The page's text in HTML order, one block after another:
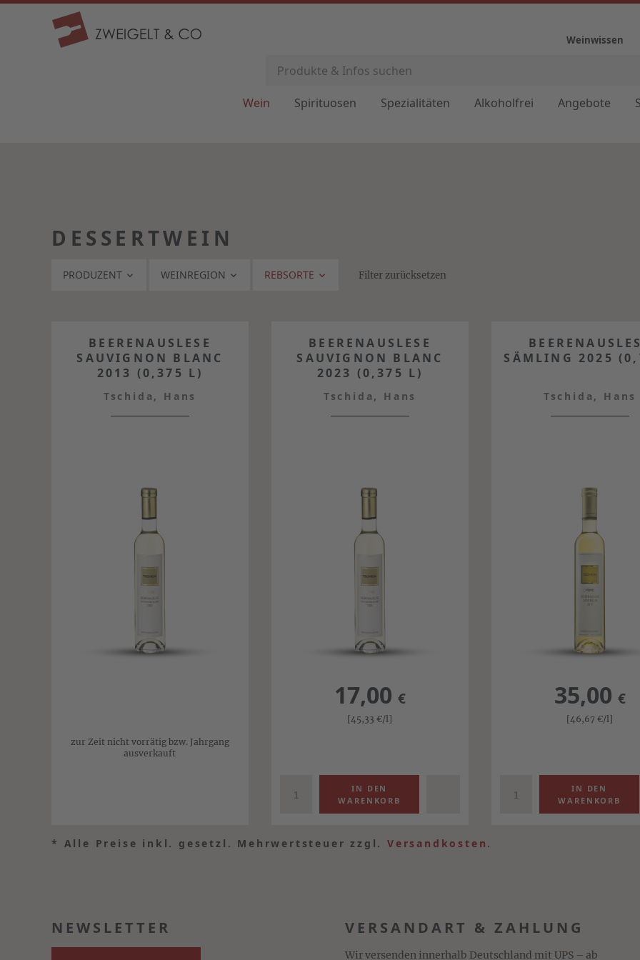
Weinwissen
Wein Spirituosen Spezialitäten Alkoholfrei Angebote
DESSERTWEIN
PRODUZENT WEINREGION REBSORTE Filter zurücksetzen
BEERENAUSLESE
SAUVIGNON BLANC
2013 (0,375 L)
Tschida, Hans
zur Zeit nicht vorrätig bzw. Jahrgang
ausverkauft
BEERENAUSLESE
SAUVIGNON BLANC
2023 (0,375 L)
Tschida, Hans
17,00 €
[45,33€/l]
SÄMLING 2025
Tschida, Hans
35,00 €
[46,67€/l]
* Alle Preise inkl. gesetzl. Mehrwertsteuer zzgl.Versandkosten .
NEWSLETTER VERSANDART & ZAHLUNG
Wir versenden innerhalb Deutschland mit UPS – ab